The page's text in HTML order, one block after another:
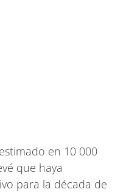
en 10 000
que haya
para la década de